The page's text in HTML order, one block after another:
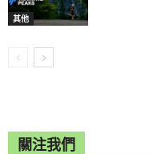
其他
關注我們